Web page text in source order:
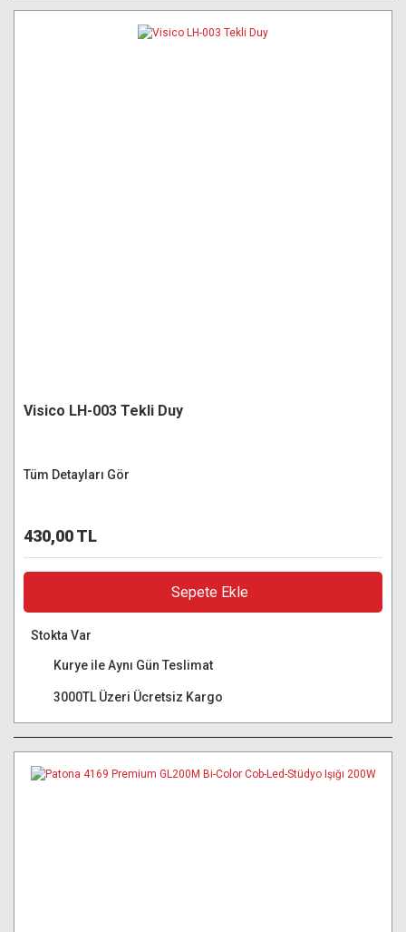
Visico LH-003 Tekli Duy
Tüm Detayları Gör
430,00 TL
Sepete Ekle
Stokta Var
Kurye ile Aynı Gün Teslimat
3000TL Üzeri Ücretsiz Kargo